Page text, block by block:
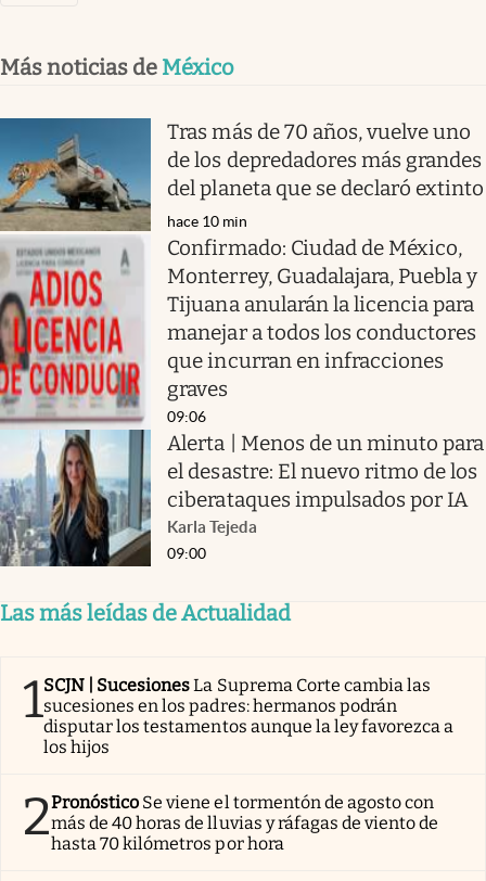
Más noticias de México
Tras más de 70 años, vuelve uno
de los depredadores más grandes
del planeta que se declaró extinto
hace 10 min
Confirmado: Ciudad de México,
Monterrey, Guadalajara, Puebla y
Tijuana anularán la licencia para
manejar a todos los conductores
que incurran en infracciones
graves
09:06
Alerta | Menos de un minuto para
el desastre: El nuevo ritmo de los
ciberataques impulsados por IA
Karla Tejeda
09:00
Las más leídas de Actualidad
1SCJN | SucesionesLa Suprema Corte cambia las
sucesiones en los padres: hermanos podrán
disputar los testamentos aunque la ley favorezca a
los hijos
2Pronóstico Se viene el tormentón de agosto con
más de 40 horas de lluvias y ráfagas de viento de
hasta 70 kilómetros por hora